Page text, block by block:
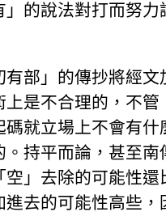
的說法對打而努力
有部」的傳抄將經文
上是不合理的，不管
就立場上不會有什
持平而論，甚至南
空」去除的可能性還
去的可能性高些，